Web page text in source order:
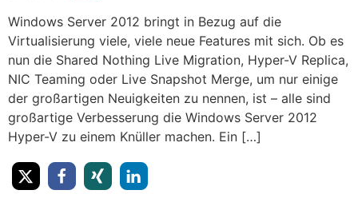
Windows Server 2012 bringt in Bezug auf die
Virtualisierung viele, viele neue Features mit sich. Ob es
nun die Shared Nothing Live Migration, Hyper-V Replica,
NIC Teaming oder Live Snapshot Merge, um nur einige
der großartigen Neuigkeiten zu nennen, ist – alle sind
großartige Verbesserung die Windows Server 2012
Hyper-V zu einem Knüller machen. Ein […]